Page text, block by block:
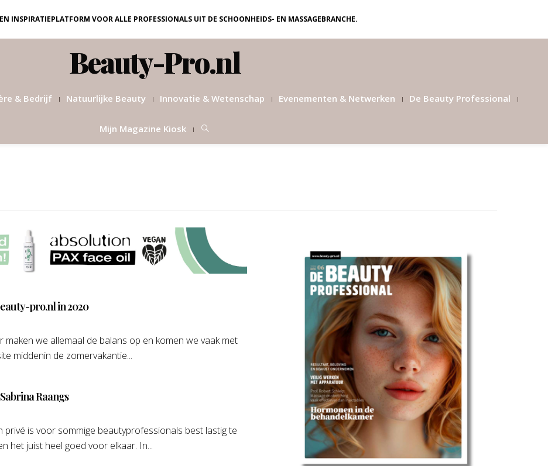
INSPIRATIEPLATFORM VOOR ALLE PROFESSIONALS UIT DE SCHOONHEIDS- EN MASSAGEBRANCHE.
Beauty-Pro.nl
& Bedrijf Natuurlijke Beauty Innovatie & Wetenschap Evenementen & Netwerken De Beauty Professional
Mijn Magazine Kiosk
pro.nl in 2020
maken we allemaal de balans op en komen we vaak met
middenin de zomervakantie...
Raangs
privé is voor sommige beautyprofessionals best lastig te
het juist heel goed voor elkaar. In...